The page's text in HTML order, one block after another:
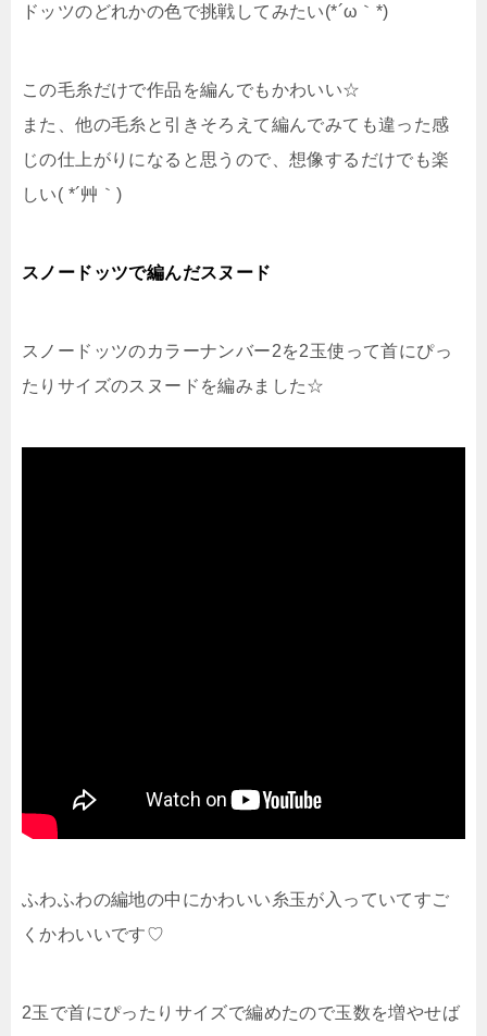
ドッツのどれかの色で挑戦してみたい(*´ω｀*)
この毛糸だけで作品を編んでもかわいい☆
また、他の毛糸と引きそろえて編んでみても違った感
じの仕上がりになると思うので、想像するだけでも楽
しい( *´艸｀)
スノードッツで編んだスヌード
スノードッツのカラーナンバー2を2玉使って首にぴっ
たりサイズのスヌードを編みました☆
ふわふわの編地の中にかわいい糸玉が入っていてすご
くかわいいです♡
2玉で首にぴったりサイズで編めたので玉数を増やせば